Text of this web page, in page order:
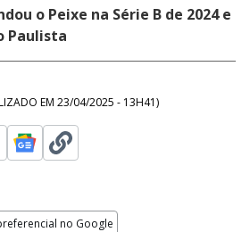
o Peixe na Série B de 2024 e
Paulista
EM 23/04/2025 - 13H41)
no Google